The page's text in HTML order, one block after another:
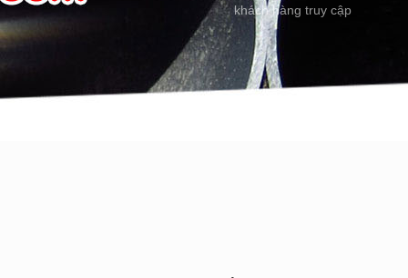
khách hàng truy cập